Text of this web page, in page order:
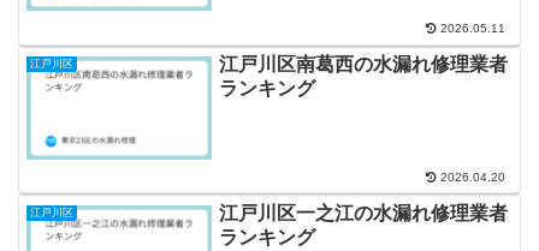
2026.05.11
江戸川区
江戸川区南葛西の水漏れ修理業者
ランキング
2026.04.20
江戸川区
江戸川区一之江の水漏れ修理業者
ランキング